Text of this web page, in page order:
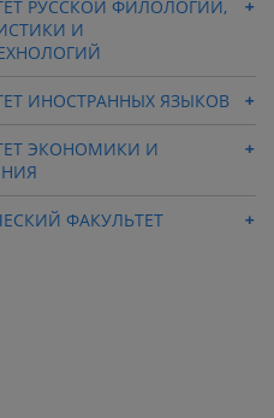
РУССКОЙ ФИЛОЛОГИИ,
И
ИНОСТРАННЫХ ЯЗЫКОВ
ЭКОНОМИКИ И
ФАКУЛЬТЕТ